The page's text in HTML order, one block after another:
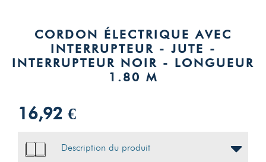
CORDON ÉLECTRIQUE AVEC
INTERRUPTEUR - JUTE -
INTERRUPTEUR NOIR - LONGUEUR
1.80 M
16,92 €
Description du produit